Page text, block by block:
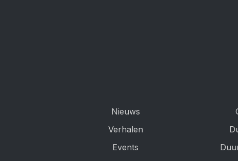
Nieuws
Verhalen
Events